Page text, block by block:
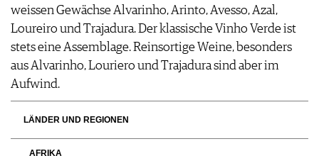
weissen Gewächse Alvarinho, Arinto, Avesso, Azal,
Loureiro und Trajadura. Der klassische Vinho Verde ist
stets eine Assemblage. Reinsortige Weine, besonders
aus Alvarinho, Louriero und Trajadura sind aber im
Aufwind.
LÄNDER UND REGIONEN
AFRIKA